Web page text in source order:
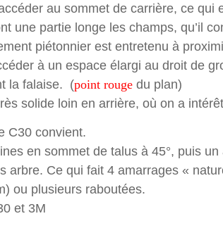
au sommet de carrière, ce qui
une partie longe les champs, qu’il
piétonnier est entretenu à
à un espace élargi au droit de
la falaise. (point rougedu plan)
solide loin en arrière, où on a
C30 convient.
en sommet de talus à 45°, puis
arbre. Ce qui fait 4 amarrages «
ou plusieurs raboutées.
et 3M